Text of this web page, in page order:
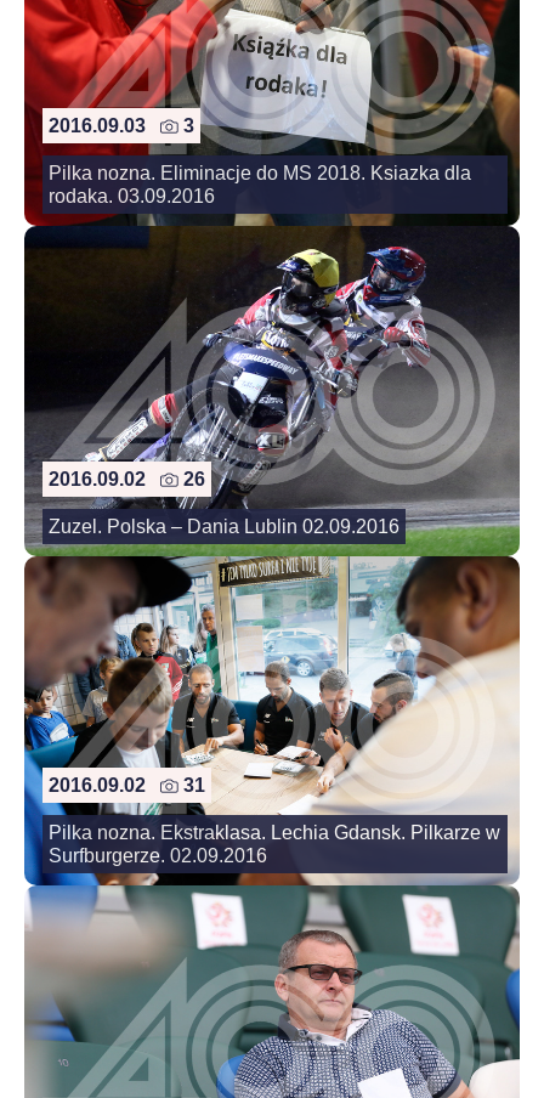
2016.09.03 3
Pilka nozna. Eliminacje do MS 2018. Ksiazka dla
rodaka. 03.09.2016
2016.09.02 26
Zuzel. Polska – Dania Lublin 02.09.2016
2016.09.02 31
Pilka nozna. Ekstraklasa. Lechia Gdansk. Pilkarze w
Surfburgerze. 02.09.2016